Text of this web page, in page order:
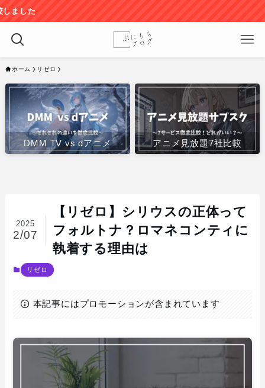
ホーム リゼロ
DMM TV vs dアニメ アニメ見放題7社比較
【リゼロ】シリウスの正体って
フォルトナ？ロマネコンティに
執着する理由は
2025
2/07
リゼロ
本記事にはプロモーションが含まれています